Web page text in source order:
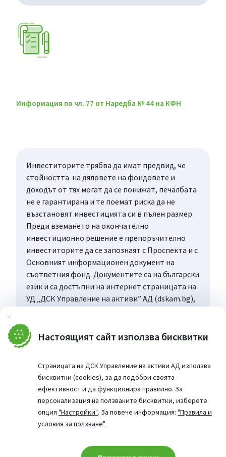
Затвори
Настоящият сайт използва бисквитки
Страницата на ДСК Управление на активи АД използва
бисквитки (cookies), за да подобри своята
ефективност и да функционира правилно. За
персонализация на ползваните бисквитки, изберете
опция "Настройки". За повече информация: "Правила и
условия за ползване"
Информация по чл. 77 от Наредба № 44 на КФН
Инвеститорите трябва да имат предвид, че
стойността на дяловете на фондовете и
доходът от тях могат да се понижат, печалбата
не е гарантирана и те поемат риска да не
възстановят инвестицията си в пълен размер.
Преди вземането на окончателно
инвестиционно решение е препоръчително
инвеститорите да се запознаят с Проспекта и с
Основният информационен документ на
съответния фонд. Документите са на български
език и са достъпни на интернет страницата на
УД „ДСК Управление на активи” АД (dskam.bg),
Управляващото дружество или в офисите на
„Банка ДСК”, определени за точка на
работното им време.